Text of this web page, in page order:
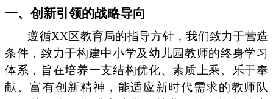
一、创新引领的战略导向
遵循XX区教育局的指导方针，我们致力于营造
条件，致力于构建中小学及幼儿园教师的终身学习
体系，旨在培养一支结构优化、素质上乘、乐于奉
献、富有创新精神，能适应新时代需求的教师队